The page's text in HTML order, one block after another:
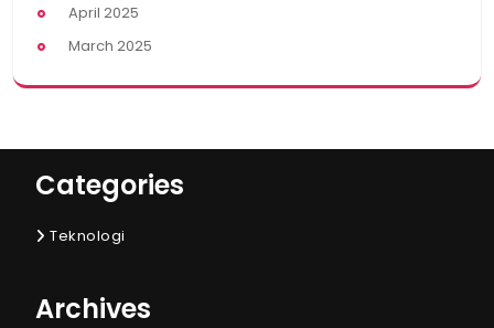
April 2025
March 2025
Categories
Teknologi
Archives